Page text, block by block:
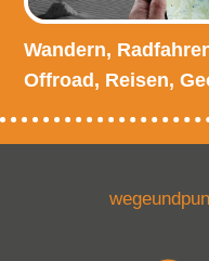
Wandern,
Offroad, Reisen,